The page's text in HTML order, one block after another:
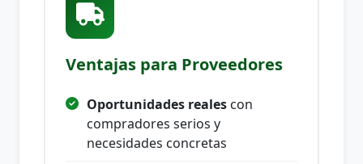
Ventajas para Proveedores
Oportunidades reales con
compradores serios y
necesidades concretas